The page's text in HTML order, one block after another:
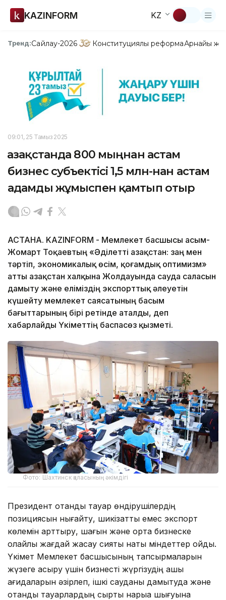
KAZINFORM KZ
Тренд:Сайлау-2026 Конституциялық реформаАрнайы
09:01, 25 Тамыз 2025
Қазақстанда 800 мыңнан астам
бизнес субъектісі 1,5 млн-нан астам
адамды жұмыспен қамтып отыр
АСТАНА. KAZINFORM - Мемлекет басшысы Қасым-
Жомарт Тоқаевтың «Әділетті Қазақстан: заң мен
тәртіп, экономикалық өсім, қоғамдық оптимизм»
атты Қазақстан халқына Жолдауында сауда саласын
дамыту және еліміздің экспорттық әлеуетін
күшейту мемлекет саясатының басым
бағыттарының бірі ретінде аталды, деп
хабарлайды Үкіметтің баспасөз қызметі.
Фото: Шахтинск қаласының әкімдігі
Президент отандық тауар өндірушілердің
позициясын нығайту, шикізаттық емес экспорт
көлемін арттыру, шағын және орта бизнеске
қолайлы жағдай жасау сияқты нақты міндеттер қойды.
Үкімет Мемлекет басшысының тапсырмаларын
жүзеге асыру үшін бизнесті жүргізудің ашық
қағидаларын әзірлеп, ішкі сауданы дамытуда және
отандық тауарлардың сыртқы нарыққа шығуына